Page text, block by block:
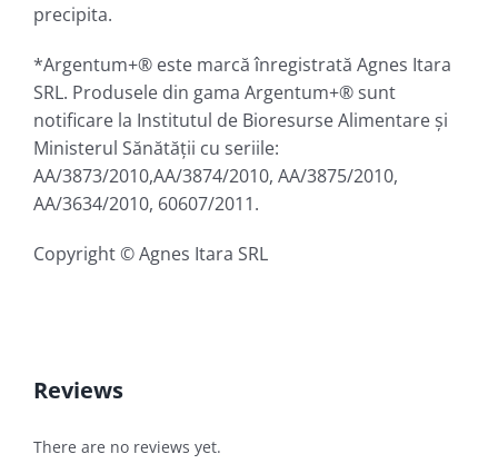
precipita.
*Argentum+® este marcă înregistrată Agnes Itara
SRL. Produsele din gama Argentum+® sunt
notificare la Institutul de Bioresurse Alimentare şi
Ministerul Sănătăţii cu seriile:
AA/3873/2010,AA/3874/2010, AA/3875/2010,
AA/3634/2010, 60607/2011.
Copyright © Agnes Itara SRL
Reviews
There are no reviews yet.